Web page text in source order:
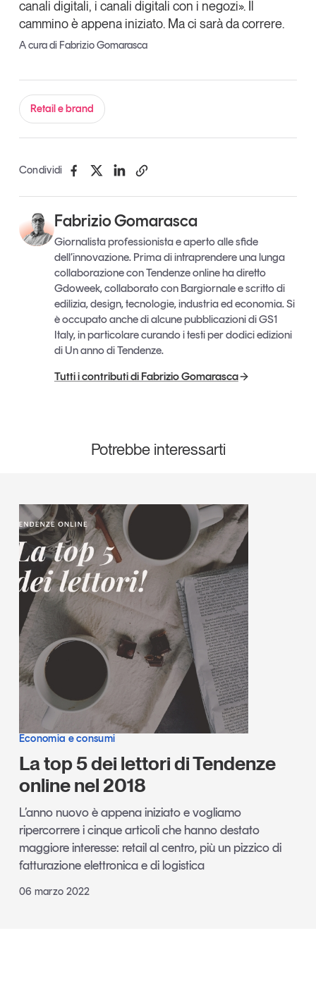
canali digitali, i canali digitali con i negozi». Il
cammino è appena iniziato. Ma ci sarà da correre.
A cura di Fabrizio Gomarasca
Retail e brand
Condividi
Fabrizio Gomarasca
Giornalista professionista e aperto alle sfide
dell’innovazione. Prima di intraprendere una lunga
collaborazione con Tendenze online ha diretto
Gdoweek, collaborato con Bargiornale e scritto di
edilizia, design, tecnologie, industria ed economia. Si
è occupato anche di alcune pubblicazioni di GS1
Italy, in particolare curando i testi per dodici edizioni
di Un anno di Tendenze.
Tutti i contributi di Fabrizio Gomarasca
Potrebbe interessarti
Economia e consumi
La top 5 dei lettori di Tendenze
online nel 2018
L’anno nuovo è appena iniziato e vogliamo
ripercorrere i cinque articoli che hanno destato
maggiore interesse: retail al centro, più un pizzico di
fatturazione elettronica e di logistica
06 marzo 2022